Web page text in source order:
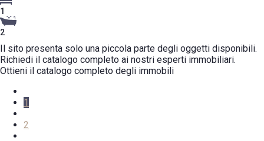
1
2
Il sito presenta solo una piccola parte degli oggetti disponibili.
Richiedi il catalogo completo ai nostri esperti immobiliari.
Ottieni il catalogo completo degli immobili
1
2